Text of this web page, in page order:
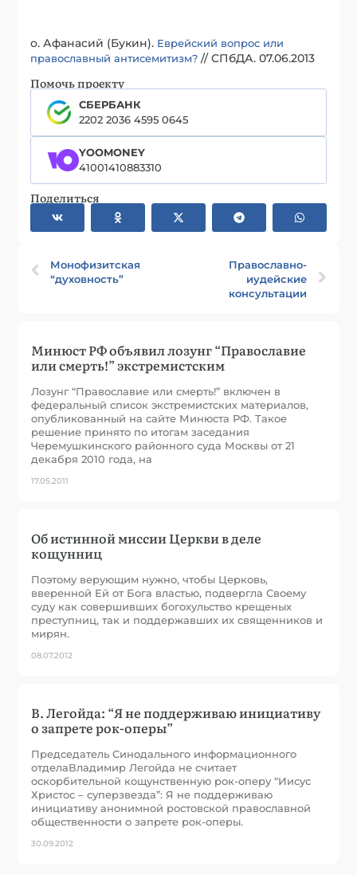
о. Афанасий (Букин). Еврейский вопрос или
православный антисемитизм? // СПбДА. 07.06.2013
Помочь проекту
СБЕРБАНК
2202 2036 4595 0645
YOOMONEY
41001410883310
Поделиться
Монофизитская
“духовность”
Православно-
иудейские
консультации
Минюст РФ объявил лозунг “Православие
или смерть!” экстремистским
Лозунг “Православие или смерть!” включен в
федеральный список экстремистских материалов,
опубликованный на сайте Минюста РФ. Такое
решение принято по итогам заседания
Черемушкинского районного суда Москвы от 21
декабря 2010 года, на
17.05.2011
Об истинной миссии Церкви в деле
кощунниц
Поэтому верующим нужно, чтобы Церковь,
вверенной Ей от Бога властью, подвергла Своему
суду как совершивших богохульство крещеных
преступниц, так и поддержавших их священников и
мирян.
08.07.2012
В. Легойда: “Я не поддерживаю инициативу
о запрете рок-оперы”
Председатель Синодального информационного
отделаВладимир Легойда не считает
оскорбительной кощунственную рок-оперу “Иисус
Христос – суперзвезда”: Я не поддерживаю
инициативу анонимной ростовской православной
общественности о запрете рок-оперы.
30.09.2012